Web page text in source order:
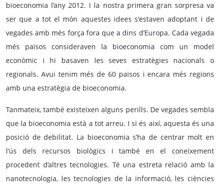
bioeconomia l’any 2012. I la nostra primera gran sorpresa va
ser que a tot el món aquestes idees s'estaven adoptant i de
vegades amb més força fora que a dins d’Europa. Cada vegada
més països consideraven la bioeconomia com un model
econòmic i hi basaven les seves estratègies nacionals o
regionals. Avui tenim més de 60 països i encara més regions
amb una estratègia de bioeconomia.
Tanmateix, també existeixen alguns perills. De vegades sembla
que la bioeconomia està a tot arreu. I si és així, aquesta és una
posició de debilitat. La bioeconomia s’ha de centrar molt en
l’ús dels recursos biològics i també en el coneixement
procedent d’altres tecnologies. Té una estreta relació amb la
nanotecnologia, les tecnologies de la informació, les ciències